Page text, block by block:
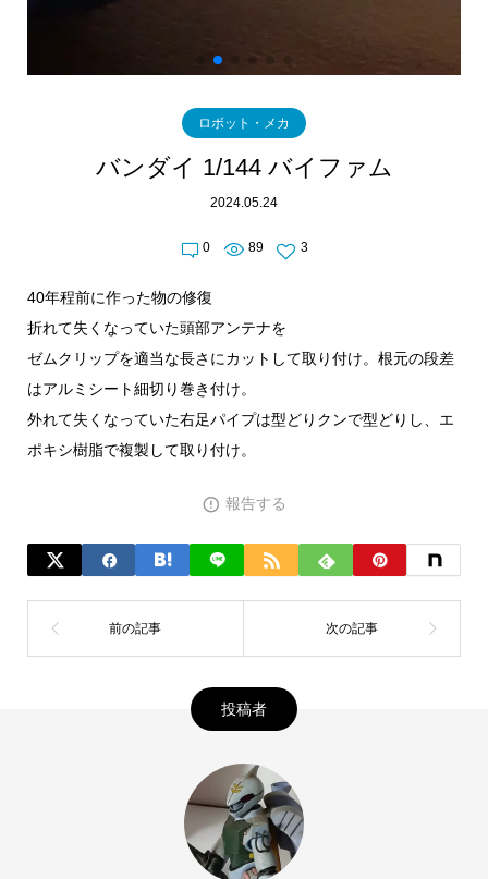
ロボット・メカ
バンダイ 1/144 バイファム
2024.05.24
0 89 3
40年程前に作った物の修復
折れて失くなっていた頭部アンテナを
ゼムクリップを適当な長さにカットして取り付け。根元の段差
はアルミシート細切り巻き付け。
外れて失くなっていた右足パイプは型どりクンで型どりし、エ
ポキシ樹脂で複製して取り付け。
報告する
投稿者